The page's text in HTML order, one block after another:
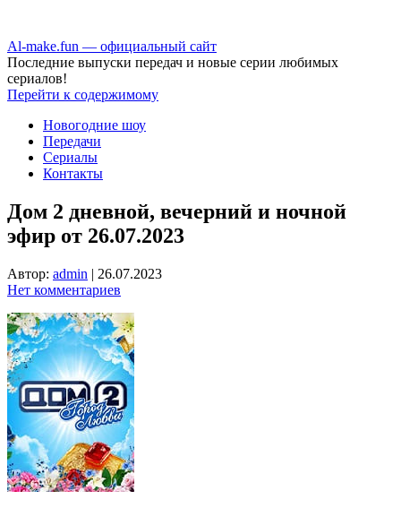
Аl-make.fun — официальный сайт
Последние выпуски передач и новые серии любимых
сериалов!
Перейти к содержимому
Новогодние шоу
Передачи
Сериалы
Контакты
Дом 2 дневной, вечерний и ночной
эфир от 26.07.2023
Автор: admin | 26.07.2023
Нет комментариев